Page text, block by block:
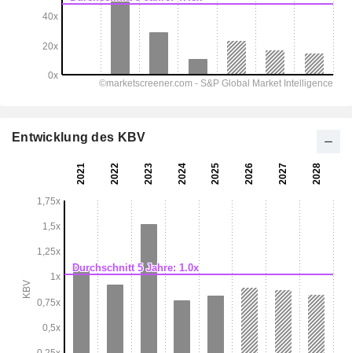
Entwicklung des KBV